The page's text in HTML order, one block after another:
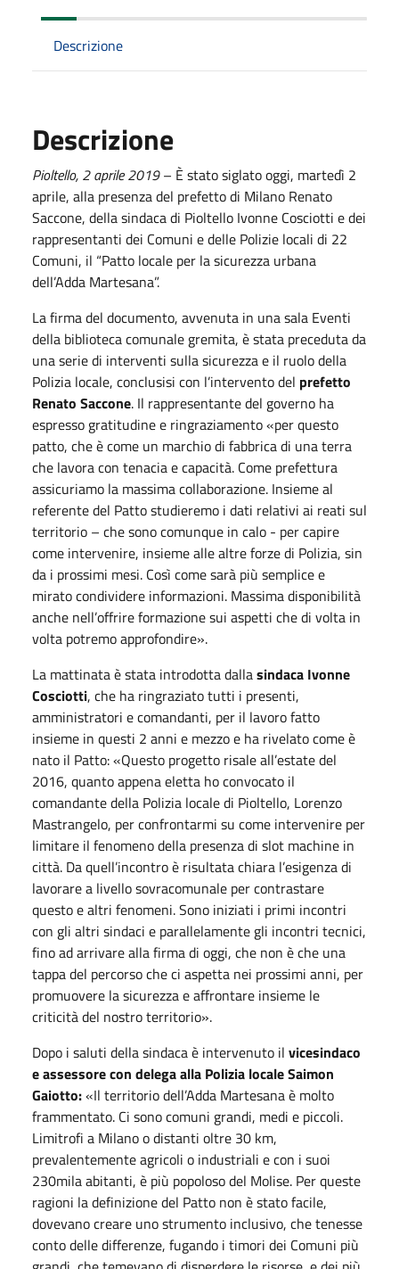
Descrizione
Descrizione
Pioltello, 2aprile2019– È stato siglato oggi, martedì 2
aprile, alla presenza del prefetto di Milano Renato
Saccone, della sindaca di Pioltello Ivonne Cosciotti e dei
rappresentanti dei Comuni e delle Polizie locali di 22
Comuni, il “Patto locale per la sicurezza urbana
dell’Adda Martesana”.
La firma del documento, avvenuta in una sala Eventi
della biblioteca comunale gremita, è stata preceduta da
una serie di interventi sulla sicurezza e il ruolo della
Polizia locale, conclusisi con l’intervento del prefetto
Renato Saccone. Il rappresentante del governo ha
espresso gratitudine e ringraziamento «per questo
patto, che è come un marchio di fabbrica di una terra
che lavora con tenacia e capacità. Come prefettura
assicuriamo la massima collaborazione. Insieme al
referente del Patto studieremo i dati relativi ai reati sul
territorio – che sono comunque in calo - per capire
come intervenire, insieme alle altre forze di Polizia, sin
da i prossimi mesi. Così come sarà più semplice e
mirato condividere informazioni. Massima disponibilità
anche nell’offrire formazione sui aspetti che di volta in
volta potremo approfondire».
La mattinata è stata introdotta dallasindaca Ivonne
Cosciotti, che ha ringraziato tutti i presenti,
amministratori e comandanti, per il lavoro fatto
insieme in questi 2 anni e mezzo e ha rivelato come è
nato il Patto: «Questo progetto risale all’estate del
2016, quanto appena eletta ho convocato il
comandante della Polizia locale di Pioltello, Lorenzo
Mastrangelo, per confrontarmi su come intervenire per
limitare il fenomeno della presenza di slot machine in
città. Da quell’incontro è risultata chiara l’esigenza di
lavorare a livello sovracomunale per contrastare
questo e altri fenomeni. Sono iniziati i primi incontri
con gli altri sindaci e parallelamente gli incontri tecnici,
fino ad arrivare alla firma di oggi, che non è che una
tappa del percorso che ci aspetta nei prossimi anni, per
promuovere la sicurezza e affrontare insieme le
criticità del nostro territorio».
Dopo i saluti della sindaca è intervenuto il vicesindaco
e assessore con delega alla Polizia locale Saimon
Gaiotto:«Il territorio dell’Adda Martesana è molto
frammentato. Ci sono comuni grandi, medi e piccoli.
Limitrofi a Milano o distanti oltre 30 km,
prevalentemente agricoli o industriali e con i suoi
230mila abitanti, è più popoloso del Molise. Per queste
ragioni la definizione del Patto non è stato facile,
dovevano creare uno strumento inclusivo, che tenesse
conto delle differenze, fugando i timori dei Comuni più